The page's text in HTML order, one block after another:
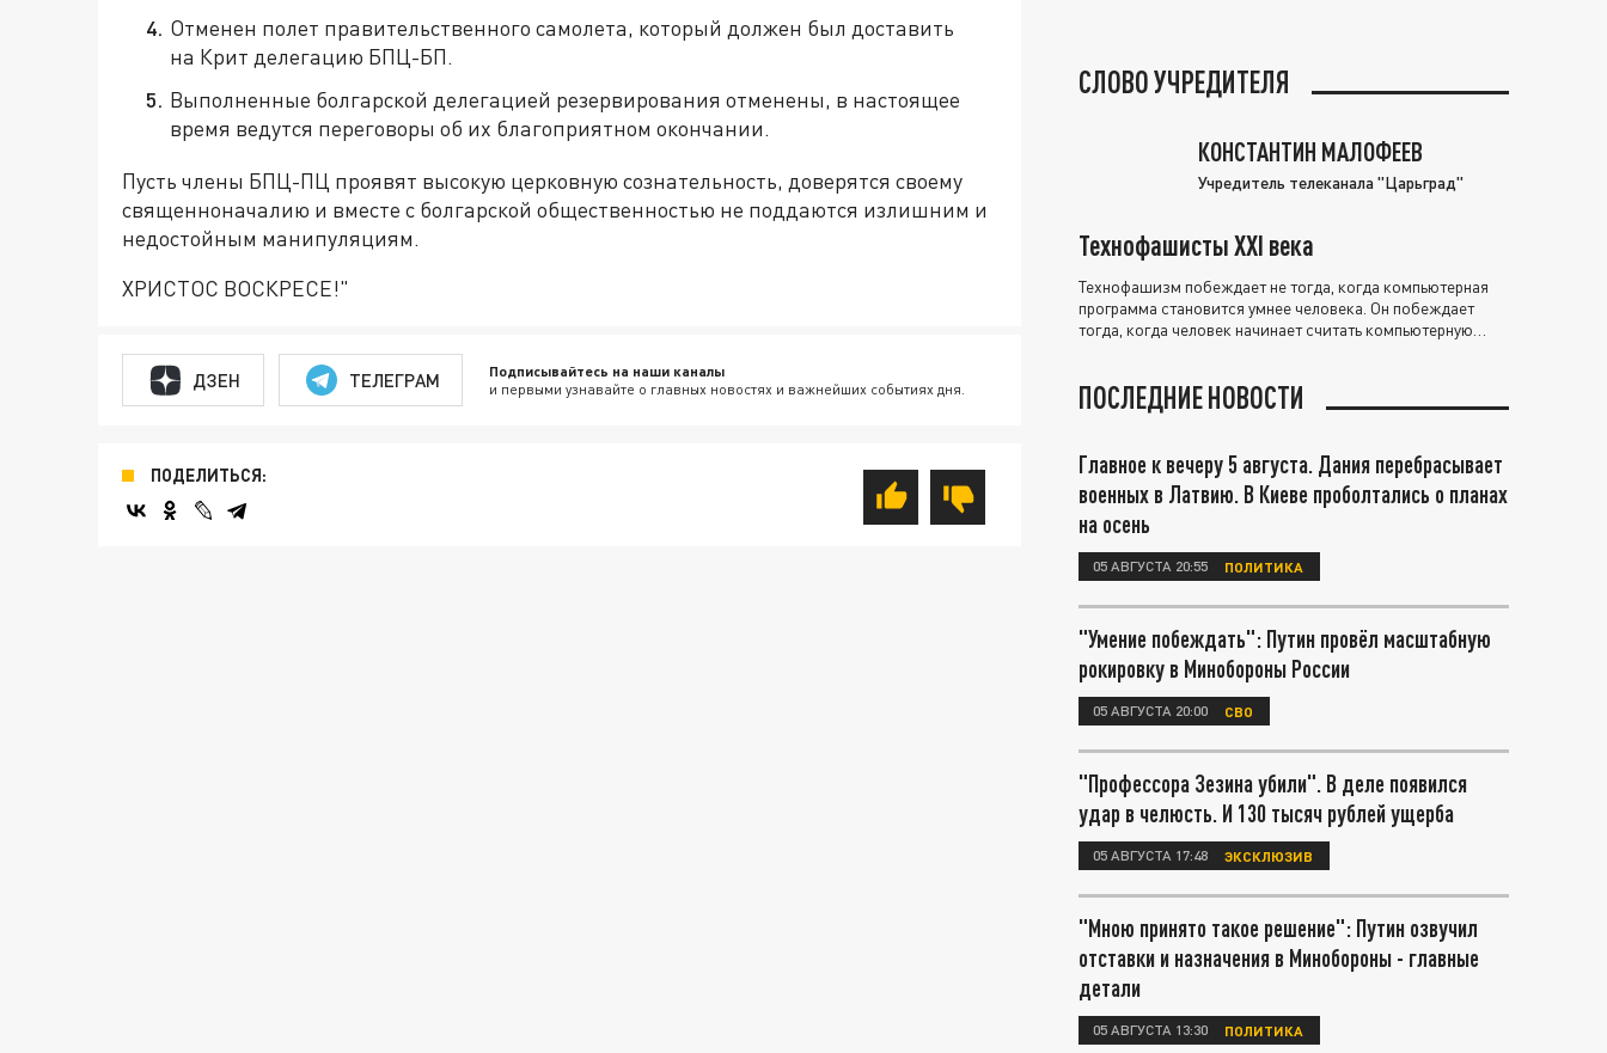
Отменен полет правительственного самолета, который должен был доставить
на Крит делегацию БПЦ-БП.
Выполненные болгарской делегацией резервирования отменены, в настоящее
время ведутся переговоры об их благоприятном окончании.
Пусть члены БПЦ-ПЦ проявят высокую церковную сознательность, доверятся своему
священноначалию и вместе с болгарской общественностью не поддаются излишним и
недостойным манипуляциям.
ХРИСТОС ВОСКРЕСЕ!"
ДЗЕН ТЕЛЕГРАМ Подписывайтесь на наши каналы
и первыми узнавайте о главных новостях и важнейших событиях дня.
ПОДЕЛИТЬСЯ:
СЛОВО УЧРЕДИТЕЛЯ
КОНСТАНТИН МАЛОФЕЕВ
Учредитель телеканала "Царьград"
Технофашисты XXI века
Технофашизм побеждает не тогда, когда компьютерная
программа становится умнее человека. Он побеждает
тогда, когда человек начинает считать компьютерную
ПОСЛЕДНИЕ НОВОСТИ
Главное к вечеру 5 августа. Дания перебрасывает
военных в Латвию. В Киеве проболтались о планах
на осень
05 АВГУСТА 20:55 ПОЛИТИКА
"Умение побеждать": Путин провёл масштабную
рокировку в Минобороны России
05 АВГУСТА 20:00 СВО
"Профессора Зезина убили". В деле появился
удар в челюсть. И 130 тысяч рублей ущерба
05 АВГУСТА 17:48 ЭКСКЛЮЗИВ
"Мною принято такое решение": Путин озвучил
отставки и назначения в Минобороны - главные
детали
05 АВГУСТА 13:30 ПОЛИТИКА